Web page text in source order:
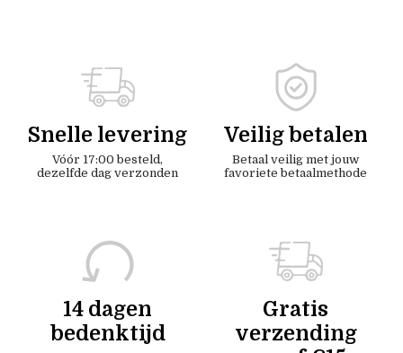
Snelle levering
Vóór 17:00 besteld,
dezelfde dag verzonden
Veilig betalen
Betaal veilig met jouw
favoriete betaalmethode
14 dagen
bedenktijd
Gratis
verzending